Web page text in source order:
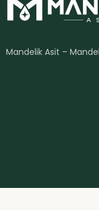
Mandelik Asit –